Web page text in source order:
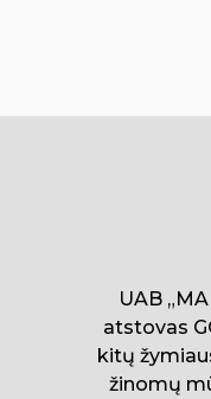
UAB
atstovas
kitų
žinomų